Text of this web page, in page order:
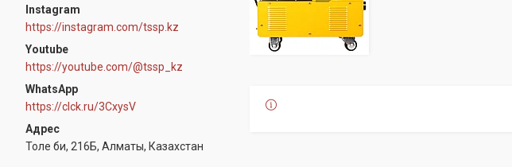
Instagram
https://instagram.com/tssp.kz
Youtube
https://youtube.com/@tssp_kz
WhatsApp
https://clck.ru/3CxysV
Толе би, 216Б, Алматы, Казахстан